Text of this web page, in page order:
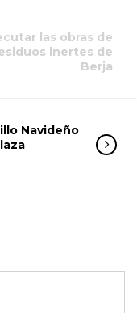
las obras de
inertes de
Berja
Navideño